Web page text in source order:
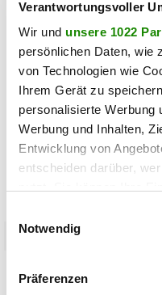
Verantwortungsvoller
Wir und unsere 1022
persönlichen Daten, wie
von Technologien wie
Ihrem Gerät zu
personalisierte Werbung
Werbung und Inhalten,
Entwicklung von
entscheiden darüber,
Trigger Symbol ändern
Informationen
Notwendig
Präferenzen
sport
Heiß: Lindsey Vonn